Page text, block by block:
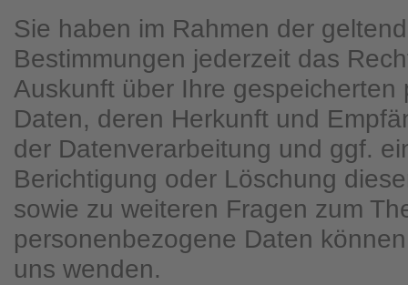
Sie haben im Rahmen der
Bestimmungen jederzeit das
Auskunft über Ihre
Daten, deren Herkunft und
der Datenverarbeitung und ggf.
Berichtigung oder Löschung
sowie zu weiteren Fragen zum
personenbezogene Daten
uns wenden.